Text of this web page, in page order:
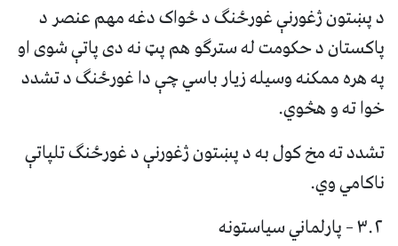
د پښتون ژغورنې غورځنګ د ځواک دغه مهم عنصر د
پاکستان د حکومت له سترګو هم پټ نه دی پاتې شوی او
په هره ممکنه وسیله زیار باسي چې دا غورځنګ د تشدد
خوا ته و هڅوي.
تشدد ته مخ کول به د پښتون ژغورنې د غورځنګ تلپاتې
ناکامي وي.
۳.۲ – پارلماني سیاستونه